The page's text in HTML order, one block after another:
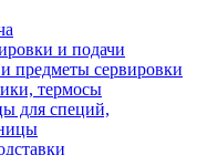
и подачи
предметы сервировки
термосы
для специй,